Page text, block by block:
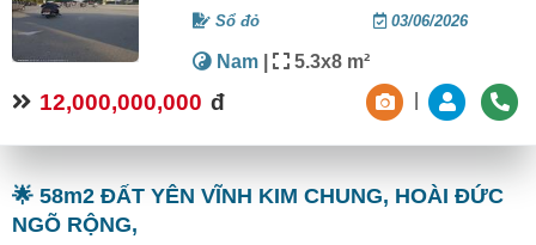
Sổ đỏ 03/06/2026
Nam | 5.3x8 m²
12,000,000,000 đ
🌟 58m2 ĐẤT YÊN VĨNH KIM CHUNG, HOÀI ĐỨC
NGÕ RỘNG,